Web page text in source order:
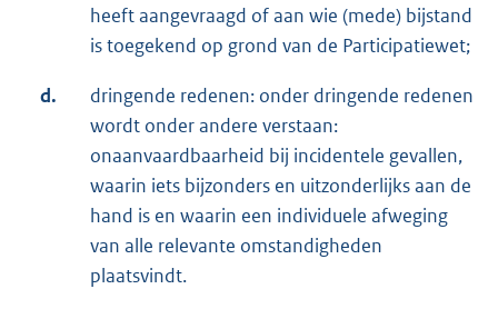
heeft aangevraagd of aan wie (mede) bijstand
is toegekend op grond van de Participatiewet;
d.
dringende redenen: onder dringende redenen
wordt onder andere verstaan:
onaanvaardbaarheid bij incidentele gevallen,
waarin iets bijzonders en uitzonderlijks aan de
hand is en waarin een individuele afweging
van alle relevante omstandigheden
plaatsvindt.